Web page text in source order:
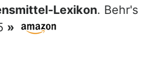
Lexikon. Behr's
»